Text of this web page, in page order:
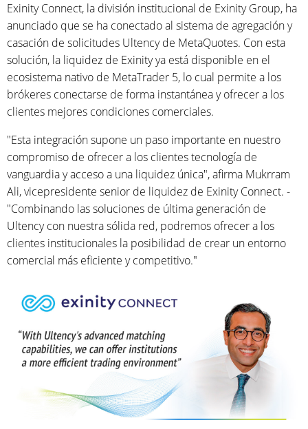
Exinity Connect, la división institucional de Exinity Group, ha
anunciado que se ha conectado al sistema de agregación y
casación de solicitudes Ultency de MetaQuotes. Con esta
solución, la liquidez de Exinity ya está disponible en el
ecosistema nativo de MetaTrader 5, lo cual permite a los
brókeres conectarse de forma instantánea y ofrecer a los
clientes mejores condiciones comerciales.
"Esta integración supone un paso importante en nuestro
compromiso de ofrecer a los clientes tecnología de
vanguardia y acceso a una liquidez única", afirma Mukrram
Ali, vicepresidente senior de liquidez de Exinity Connect. -
"Combinando las soluciones de última generación de
Ultency con nuestra sólida red, podremos ofrecer a los
clientes institucionales la posibilidad de crear un entorno
comercial más eficiente y competitivo."